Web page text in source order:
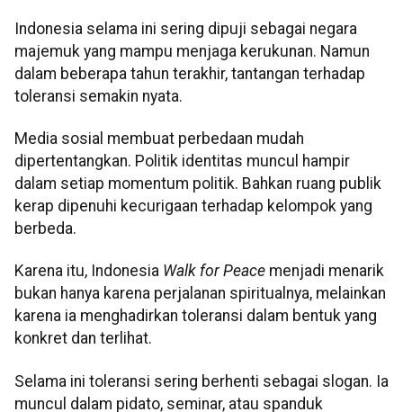
Indonesia selama ini sering dipuji sebagai negara
majemuk yang mampu menjaga kerukunan. Namun
dalam beberapa tahun terakhir, tantangan terhadap
toleransi semakin nyata.
Media sosial membuat perbedaan mudah
dipertentangkan. Politik identitas muncul hampir
dalam setiap momentum politik. Bahkan ruang publik
kerap dipenuhi kecurigaan terhadap kelompok yang
berbeda.
Karena itu, Indonesia Walk for Peace menjadi menarik
bukan hanya karena perjalanan spiritualnya, melainkan
karena ia menghadirkan toleransi dalam bentuk yang
konkret dan terlihat.
Selama ini toleransi sering berhenti sebagai slogan. Ia
muncul dalam pidato, seminar, atau spanduk